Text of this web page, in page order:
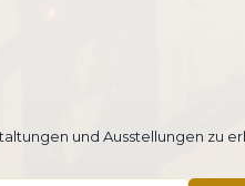
und Ausstellungen zu